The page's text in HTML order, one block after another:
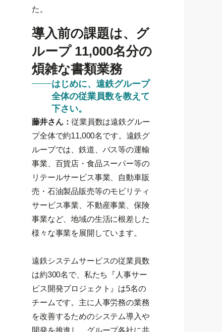
た。
導入前の課題は、グ
ループ 11,000名分の
煩雑な書類業務
はじめに、遠鉄グループ
全体の従業員数を教えて
下さい。
藤井さん： 従業員数は遠鉄グルー
プ全体で約11,000名です。遠鉄グ
ループでは、鉄道、バス等の運輸
事業、百貨店・食品スーパー等の
リテールサービス事業、自動車販
売・石油製品販売等のモビリティ
サービス事業、不動産事業、保険
事業など、地域の生活に根差した
様々な事業を展開しています。
遠鉄システムサービスの従業員数
は約300名で、私たち『人事サー
ビス開発プロジェクト』は5名の
チームです。主に人事労務の業務
を改善するためのシステム導入や
開発を推進し、グループ各社に共